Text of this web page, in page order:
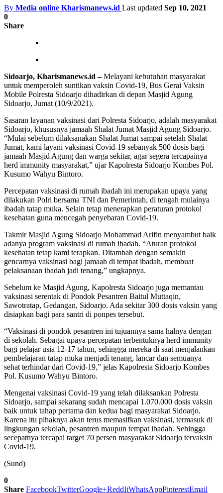
By Media online Kharismanews.id Last updated Sep 10, 2021
0
Share
Sidoarjo, Kharismanews.id –Melayani kebutuhan masyarakat
untuk memperoleh suntikan vaksin Covid-19, Bus Gerai Vaksin
Mobile Polresta Sidoarjo dihadirkan di depan Masjid Agung
Sidoarjo, Jumat (10/9/2021).
Sasaran layanan vaksinasi dari Polresta Sidoarjo, adalah masyarakat
Sidoarjo, khususnya jamaah Shalat Jumat Masjid Agung Sidoarjo.
“Mulai sebelum dilaksanakan Shalat Jumat sampai setelah Shalat
Jumat, kami layani vaksinasi Covid-19 sebanyak 500 dosis bagi
jamaah Masjid Agung dan warga sekitar, agar segera tercapainya
herd immunity masyarakat,” ujar Kapolresta Sidoarjo Kombes Pol.
Kusumo Wahyu Bintoro.
Percepatan vaksinasi di rumah ibadah ini merupakan upaya yang
dilakukan Polri bersama TNI dan Pemerintah, di tengah mulainya
ibadah tatap muka. Selain tetap menerapkan peraturan protokol
kesehatan guna mencegah penyebaran Covid-19.
Takmir Masjid Agung Sidoarjo Mohammad Arifin menyambut baik
adanya program vaksinasi di rumah ibadah. “Aturan protokol
kesehatan tetap kami terapkan. Ditambah dengan semakin
gencarnya vaksinasi bagi jamaah di tempat ibadah, membuat
pelaksanaan ibadah jadi tenang,” ungkapnya.
Sebelum ke Masjid Agung, Kapolresta Sidoarjo juga memantau
vaksinasi serentak di Pondok Pesantren Baitul Muttaqin,
Sawotratap, Gedangan, Sidoarjo. Ada sekitar 300 dosis vaksin yang
disiapkan bagi para santri di ponpes tersebut.
“Vaksinasi di pondok pesantren ini tujuannya sama halnya dengan
di sekolah. Sebagai upaya percepatan terbentuknya herd immunity
bagi pelajar usia 12-17 tahun, sehingga mereka di saat menjalankan
pembelajaran tatap muka menjadi tenang, lancar dan semuanya
sehat terhindar dari Covid-19,” jelas Kapolresta Sidoarjo Kombes
Pol. Kusumo Wahyu Bintoro.
Mengenai vaksinasi Covid-19 yang telah dilaksankan Polresta
Sidoarjo, sampai sekarang sudah mencapai 1.070.000 dosis vaksin
baik untuk tahap pertama dan kedua bagi masyarakat Sidoarjo.
Karena itu pihaknya akan terus memasifkan vaksinasi, termasuk di
lingkungan sekolah, pesantren maupun tempat ibadah. Sehingga
secepatnya tercapai target 70 persen masyarakat Sidoarjo tervaksin
Covid-19.
(Sund)
0
Share FacebookTwitterGoogle+ReddItWhatsAppPinterestEmail